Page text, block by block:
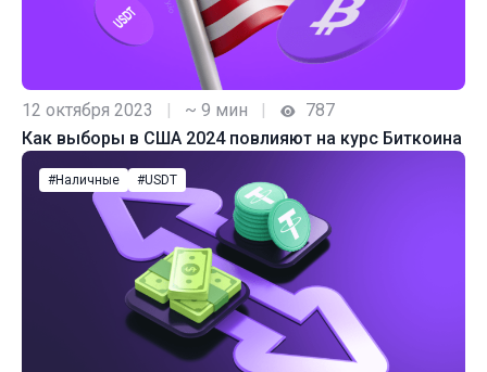
12 октября 2023 | ~ 9 мин |
787
Как выборы в США 2024 повлияют на курс Биткоина
#Наличные #USDT